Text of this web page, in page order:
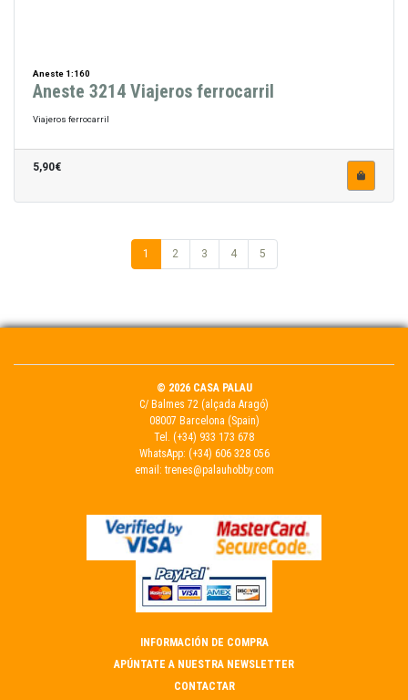
Aneste 1:160
Aneste 3214 Viajeros ferrocarril
Viajeros ferrocarril
5,90€
1 2 3 4 5
© 2026 CASA PALAU
C/ Balmes 72 (alçada Aragó)
08007 Barcelona (Spain)
Tel. (+34) 933 173 678
WhatsApp: (+34) 606 328 056
email: trenes@palauhobby.com
INFORMACIÓN DE COMPRA
APÚNTATE A NUESTRA NEWSLETTER
CONTACTAR